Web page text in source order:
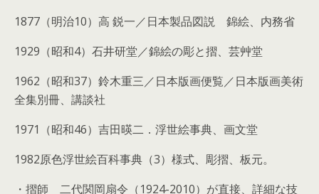
1877（明治10）高 鋭一／日本製品図説 錦絵、内務省
1929（昭和4）石井研堂／錦絵の彫と摺、芸艸堂
1962（昭和37）鈴木重三／日本版画便覧／日本版画美術
全集別冊、講談社
1971（昭和46）吉田暎二．浮世絵事典、画文堂
1982原色浮世絵百科事典（3）様式、彫摺、板元。
・摺師 二代関岡扇令（1924-2010）が直接、詳細な技